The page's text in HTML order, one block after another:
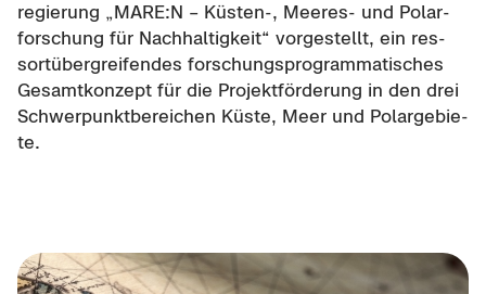
re­gie­rung „MARE:N – Küsten-​, Meeres-​ und Po­lar­
for­schung für Nach­hal­tig­keit“ vor­ge­stellt, ein res­
sort­über­grei­fen­des for­schungs­pro­gram­ma­ti­sches
Ge­samt­kon­zept für die Pro­jekt­för­de­rung in den drei
Schwer­punkt­be­rei­chen Küste, Meer und Po­lar­ge­bie­
te.